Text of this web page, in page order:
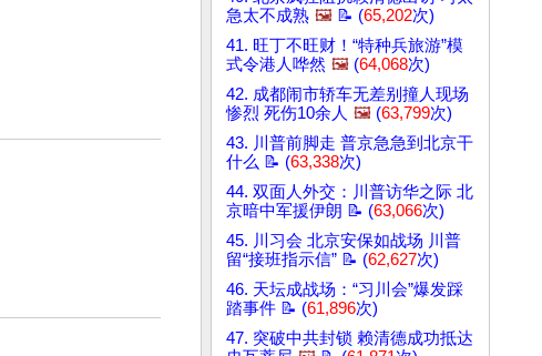
急太不成熟 🖼️ 📝 (65,202次)
41. 旺丁不旺财！“特种兵旅游”模
式令港人哗然 🖼️ (64,068次)
42. 成都闹市轿车无差别撞人现场
惨烈 死伤10余人 🖼️ (63,799次)
43. 川普前脚走 普京急急到北京干
什么 📝 (63,338次)
44. 双面人外交：川普访华之际 北
京暗中军援伊朗 📝 (63,066次)
45. 川习会 北京安保如战场 川普
留“接班指示信” 📝 (62,627次)
46. 天坛成战场：“习川会”爆发踩
踏事件 📝 (61,896次)
47. 突破中共封锁 赖清德成功抵达